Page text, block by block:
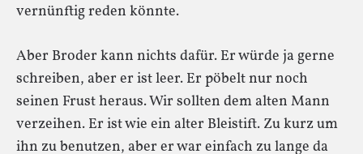
vernünftig reden könnte.
Aber Broder kann nichts dafür. Er würde ja gerne
schreiben, aber er ist leer. Er pöbelt nur noch
seinen Frust heraus. Wir sollten dem alten Mann
verzeihen. Er ist wie ein alter Bleistift. Zu kurz um
ihn zu benutzen, aber er war einfach zu lange da